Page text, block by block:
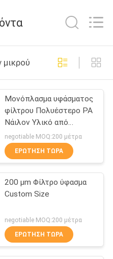
48
υάλου
23
μικρού
Μονόπλασμα υφάσματος
φίλτρου Πολυέστερο PA
Νάιλον Υλικό από
ανοξείδωτο χάλυβα
negotiable MOQ:200 μέτρα
ΕΡΏΤΗΣΗ ΤΏΡΑ
200 μm Φίλτρο ύφασμα
Custom Size
negotiable MOQ:200 μέτρα
ΕΡΏΤΗΣΗ ΤΏΡΑ